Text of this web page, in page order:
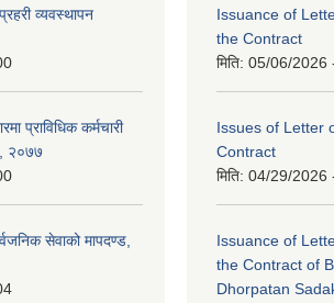
व्यवस्थापन
प्राविधिक कर्मचारी
२०७७
सेवाको मापदण्ड,
Issuance of
the Contract
मिति: 05/06/2026
Issues of Letter
Contract
मिति: 04/29/2026
Issuance of
the Contract of
Dhorpatan